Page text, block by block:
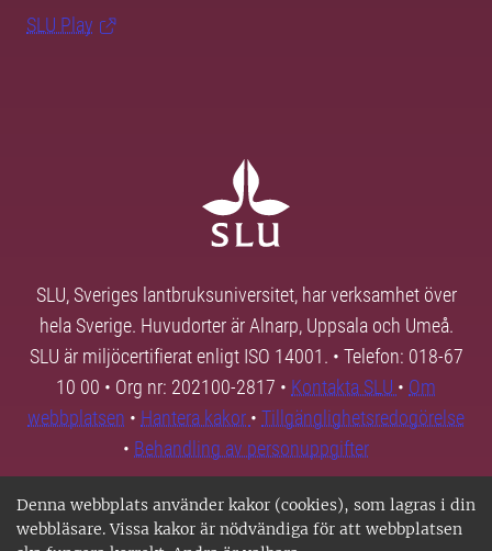
Denna webbplats använder kakor (cookies), som lagras i din
webbläsare. Vissa kakor är nödvändiga för att webbplatsen
SLU Play
SLU, Sveriges lantbruksuniversitet, har verksamhet över
hela Sverige. Huvudorter är Alnarp, Uppsala och Umeå.
SLU är miljöcertifierat enligt ISO 14001. • Telefon: 018-67
10 00 • Org nr: 202100-2817 • Kontakta SLU • Om
webbplatsen • Hantera kakor • Tillgänglighetsredogörelse
• Behandling av personuppgifter